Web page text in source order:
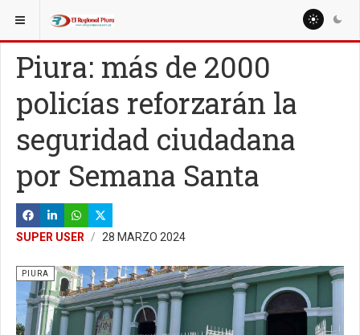
ESTÁ AQUÍ: REGIÓN PIURA
Piura: más de 2000
policías reforzarán la
seguridad ciudadana
por Semana Santa
SUPER USER 28 MARZO 2024
PIURA